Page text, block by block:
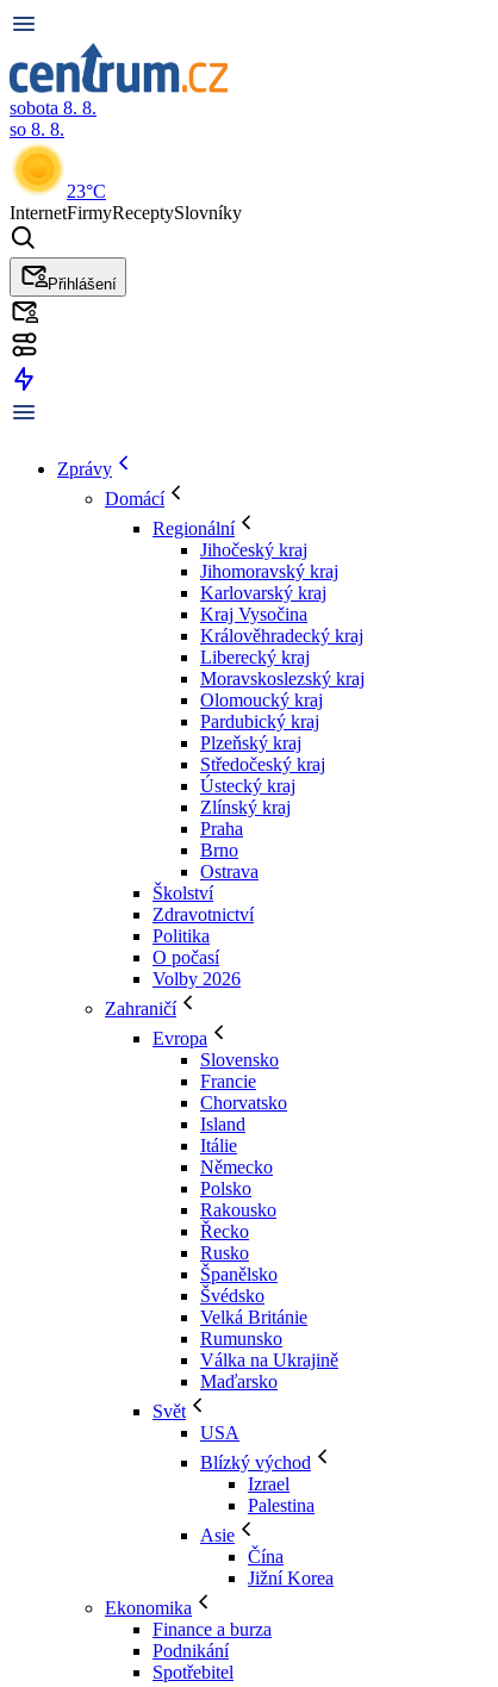
sobota 8. 8.
so 8. 8.
23°C
InternetFirmyReceptySlovníky
Přihlášení
Zprávy
Domácí
Regionální
Jihočeský kraj
Jihomoravský kraj
Karlovarský kraj
Kraj Vysočina
Králověhradecký kraj
Liberecký kraj
Moravskoslezský kraj
Olomoucký kraj
Pardubický kraj
Plzeňský kraj
Středočeský kraj
Ústecký kraj
Zlínský kraj
Praha
Brno
Ostrava
Školství
Zdravotnictví
Politika
O počasí
Volby 2026
Zahraničí
Evropa
Slovensko
Francie
Chorvatsko
Island
Itálie
Německo
Polsko
Rakousko
Řecko
Rusko
Španělsko
Švédsko
Velká Británie
Rumunsko
Válka na Ukrajině
Maďarsko
Svět
USA
Blízký východ
Izrael
Palestina
Asie
Čína
Jižní Korea
Ekonomika
Finance a burza
Podnikání
Spotřebitel